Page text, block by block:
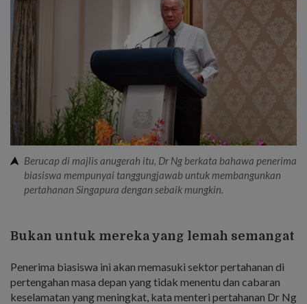
Berucap di majlis anugerah itu, Dr Ng berkata bahawa penerima
biasiswa mempunyai tanggungjawab untuk membangunkan
pertahanan Singapura dengan sebaik mungkin.
Bukan untuk mereka yang lemah semangat
Penerima biasiswa ini akan memasuki sektor pertahanan di
pertengahan masa depan yang tidak menentu dan cabaran
keselamatan yang meningkat, kata menteri pertahanan Dr Ng